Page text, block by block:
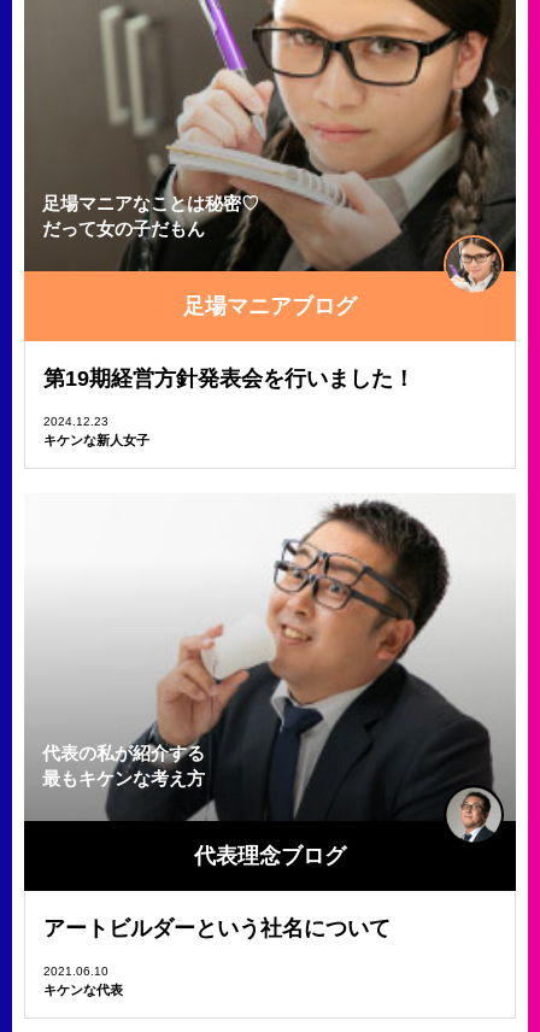
足場マニアなことは秘密♡
だって女の子だもん
足場マニアブログ
第19期経営方針発表会を行いました！
2024.12.23
キケンな新人女子
代表の私が紹介する
最もキケンな考え方
代表理念ブログ
アートビルダーという社名について
2021.06.10
キケンな代表